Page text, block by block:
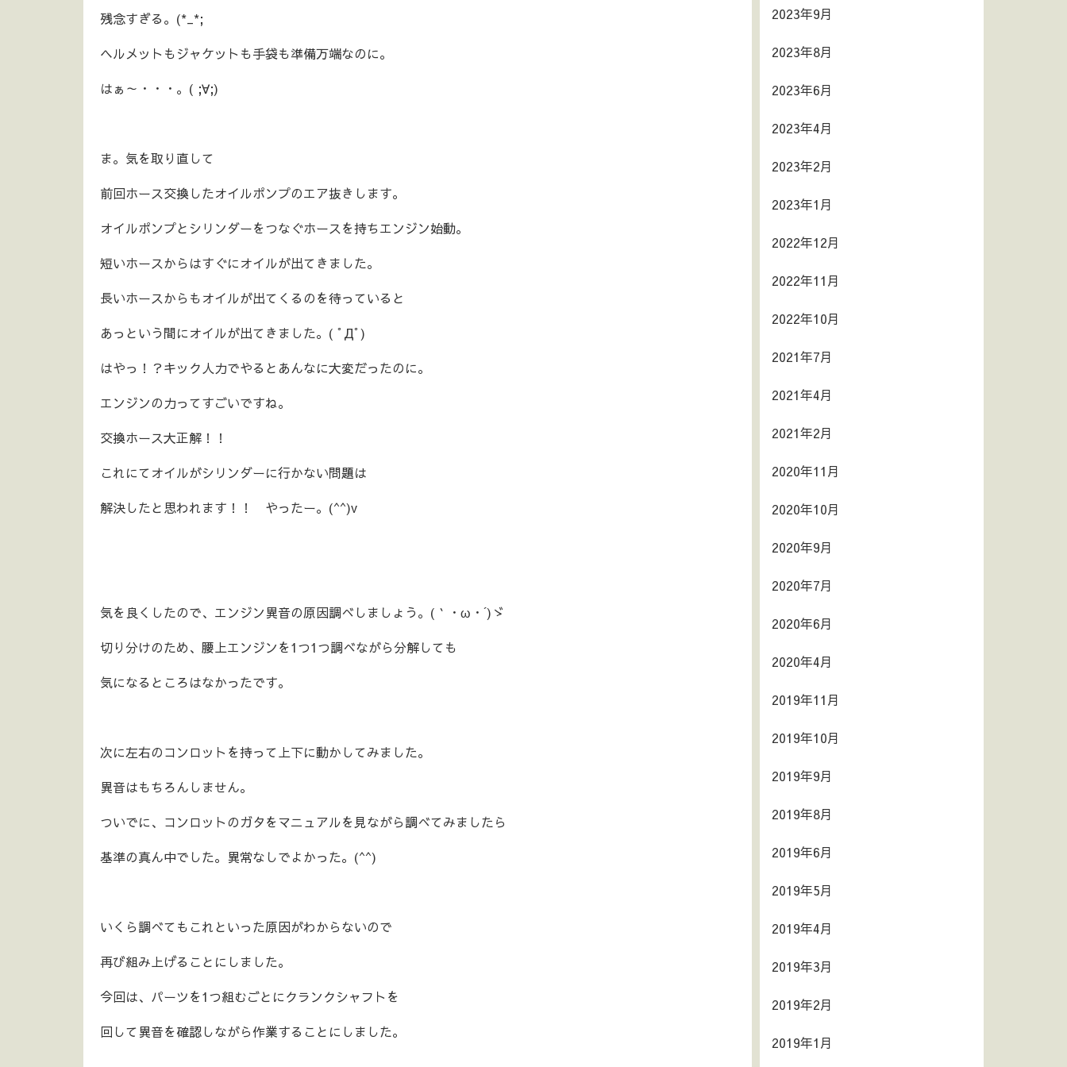
残念すぎる。(*_*;
ヘルメットもジャケットも手袋も準備万端なのに。
はぁ～・・・。( ;∀;)
ま。気を取り直して
前回ホース交換したオイルポンプのエア抜きします。
オイルポンプとシリンダーをつなぐホースを持ちエンジン始動。
短いホースからはすぐにオイルが出てきました。
長いホースからもオイルが出てくるのを待っていると
あっという間にオイルが出てきました。( ﾟДﾟ)
はやっ！？キック人力でやるとあんなに大変だったのに。
エンジンの力ってすごいですね。
交換ホース大正解！！
これにてオイルがシリンダーに行かない問題は
解決したと思われます！！ やったー。(^^)v
気を良くしたので、エンジン異音の原因調べしましょう。(｀・ω・´)ゞ
切り分けのため、腰上エンジンを1つ1つ調べながら分解しても
気になるところはなかったです。
次に左右のコンロットを持って上下に動かしてみました。
異音はもちろんしません。
ついでに、コンロットのガタをマニュアルを見ながら調べてみましたら
基準の真ん中でした。異常なしでよかった。(^^)
いくら調べてもこれといった原因がわからないので
再び組み上げることにしました。
今回は、パーツを1つ組むごとにクランクシャフトを
回して異音を確認しながら作業することにしました。
2023年9月
2023年8月
2023年6月
2023年4月
2023年2月
2023年1月
2022年12月
2022年11月
2022年10月
2021年7月
2021年4月
2021年2月
2020年11月
2020年10月
2020年9月
2020年7月
2020年6月
2020年4月
2019年11月
2019年10月
2019年9月
2019年8月
2019年6月
2019年5月
2019年4月
2019年3月
2019年2月
2019年1月